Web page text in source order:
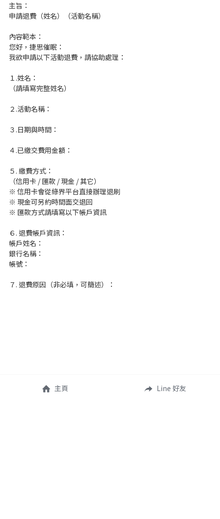
主旨：
申請退費（姓名）（活動名稱）
內容範本：
您好，捷思催眠：
我欲申請以下活動退費，請協助處理：
１.姓名：
（請填寫完整姓名）
２.活動名稱：
３.日期與時間：
４.已繳交費用金額：
５. 繳費方式：
（信用卡 / 匯款 / 現金 / 其它）
※ 信用卡會從綠界平台直接辦理退刷
※ 現金可另約時間面交退回
※ 匯款方式請填寫以下帳戶資訊
６. 退費帳戶資訊：
帳戶姓名：
銀行名稱：
帳號：
７. 退費原因（非必填，可簡述）：
主頁 Line 好友